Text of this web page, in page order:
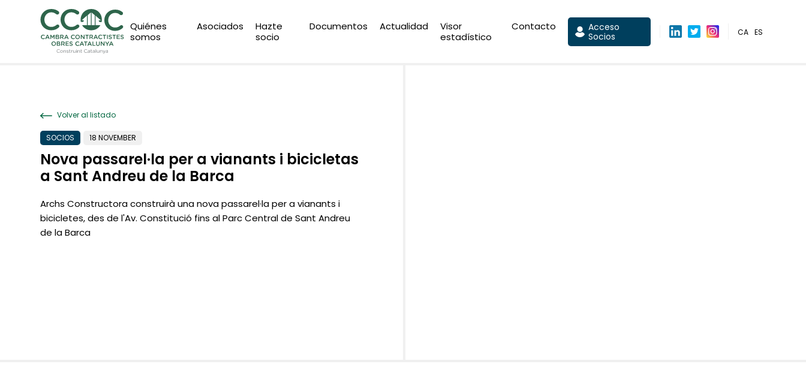
Quiénes
somos
Asociados
Hazte
socio
Documentos Actualidad
Visor
estadístico
Contacto
Acceso
Socios
CA ES
Volver al listado
SOCIOS 18 NOVEMBER
Nova passarel·la per a vianants i bicicletas
a Sant Andreu de la Barca
Archs Constructora construirà una nova passarel·la per a vianants i
bicicletes, des de l'Av. Constitució fins al Parc Central de Sant Andreu
de la Barca